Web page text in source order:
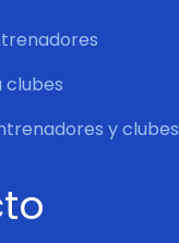
clubes
y clubes